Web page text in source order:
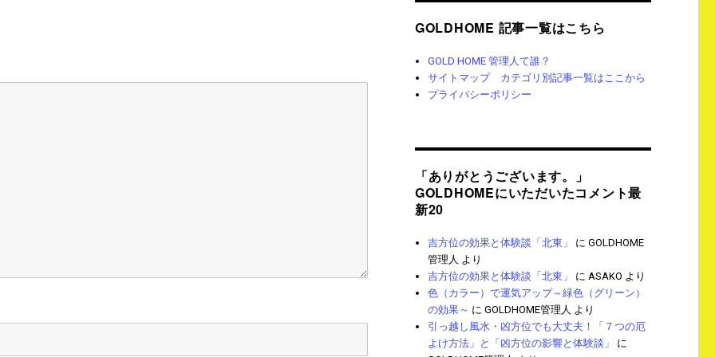
GOLDHOME 記事一覧はこちら
GOLD HOME 管理人て誰？
サイトマップ カテゴリ別記事一覧はここから
プライバシーポリシー
「ありがとうございます。」
GOLDHOMEにいただいたコメント最
新20
吉方位の効果と体験談「北東」 にGOLDHOME
管理人 より
吉方位の効果と体験談「北東」
に ASAKO より
色（カラー）で運気アップ～緑色（グリーン）
の効果～ にGOLDHOME管理人 より
引っ越し風水・凶方位でも大丈夫！「７つの厄
よけ方法」と「凶方位の影響と体験談」
に